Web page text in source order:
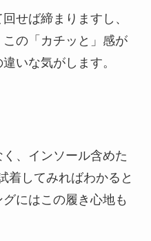
せば締まりますし、
の「カチッと」感が
いな気がします。
、インソール含めた
着してみればわかると
にはこの履き心地も